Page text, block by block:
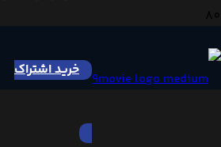
خرید اشتراک